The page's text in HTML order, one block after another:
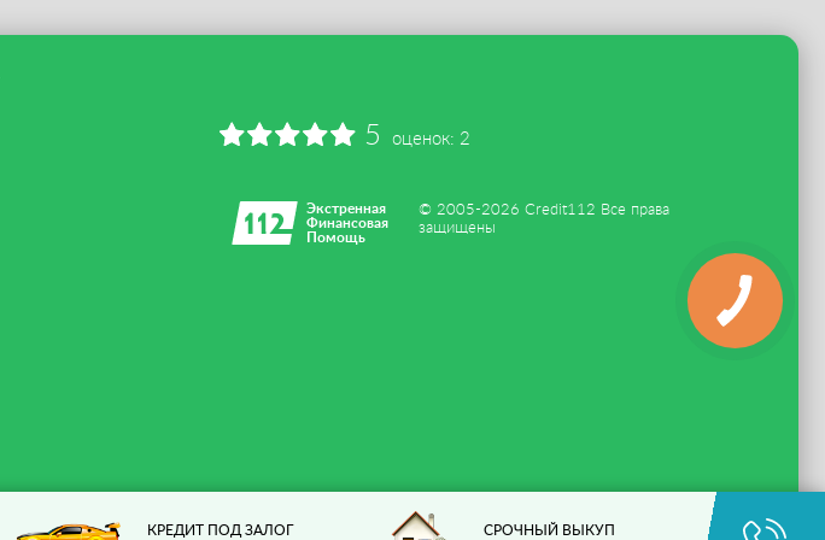
КРЕДИТ ПОД ЗАЛОГ СРОЧНЫЙ ВЫКУП
5 оценок: 2
Экстренная
Финансовая
Помощь
© 2005-2026 Credit112 Все права
защищены